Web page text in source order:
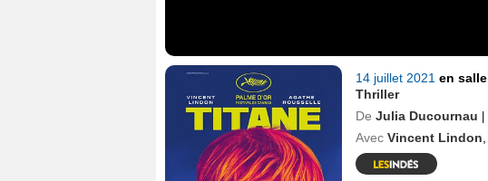
14 juillet 2021 en salle
Thriller
De Julia Ducournau |
Avec Vincent Lindon